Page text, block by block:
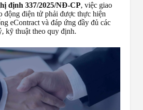
định 337/2025/NĐ-CP, việc giao
động điện tử phải được thực hiện
eContract và đáp ứng đầy đủ các
kỹ thuật theo quy định.